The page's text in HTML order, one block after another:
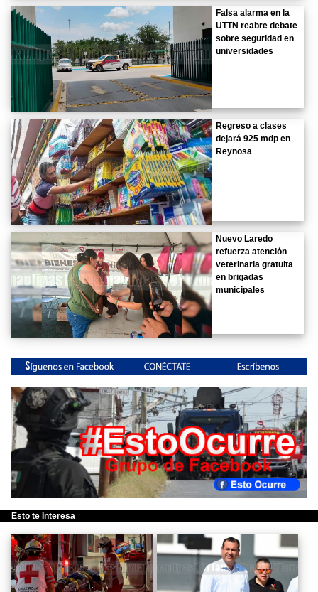
Falsa alarma en la
UTTN reabre debate
sobre seguridad en
universidades
Regreso a clases
dejará 925 mdp en
Reynosa
Nuevo Laredo
refuerza atención
veterinaria gratuita
en brigadas
municipales
Esto te Interesa